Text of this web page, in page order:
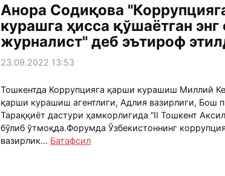
Анора Содиқова
курашга ҳисса қўшаётган
журналист" деб эътироф
23.09.2022 13:53
Тошкентда Коррупцияга қарши курашиш Миллий
қарши курашиш агентлиги, Адлия вазирлиги, Бош
Тараққиёт дастури ҳамкорлигида “II Тошкент
бўлиб ўтмоқда.Форумда Ўзбекистоннинг
вазирлик... Батафсил